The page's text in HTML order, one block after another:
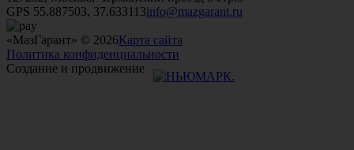
GPS 55.887503, 37.633113info@mazgarant.ru
«МазГарант» © 2026Карта сайта
Политика конфиденциальности
Создание и продвижение